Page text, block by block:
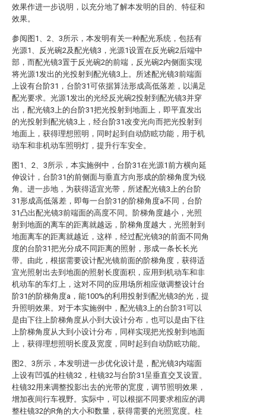
效果作进一步说明，以充分地了解本发明的目的、特征和
效果。
参阅图1、2、3所示，本发明有关一种配光系统，包括有
光源1、反光碗2及配光镜3，光源1设置在反光碗2后端中
部，而配光镜3置于反光碗2的前端，反光碗2内侧面实现
将光源1发出的光投射到配光镜3上。所述配光镜3前端面
上设有台阶31，台阶31可依据算法形成高低落差，以满足
配光要求。光源1发出的光经反光碗2投射到配光镜3并穿
出，配光镜3上的台阶31把光投射到地面上，即平直发出
的光投射到配光镜3上，经台阶31改变光向而把光投射到
地面上，获得理想照明，同时起到自动防眩功能，用于机
动车和非机动车照明灯，提升行车安全。
图1、2、3所示，本实施例中，台阶31在光源1前方横向延
伸设计，台阶31的前侧面与垂直方向形成的阶梯角度为锐
角。进一步地，为获得适宜光带，所述配光镜3上的台阶
31形成高低落差，即每一台阶31的阶梯角度a不同，台阶
31凸出配光镜3前端面的高度不同。阶梯角度越小，光照
射到地面的离车的距离就越远，阶梯角度越大，光照射到
地面离车的距离就越近，这样，经过配光镜3的前面不同角
度的台阶31把光分成不同距离的照射，形成一条长长光
带。由此，根据需要设计配光镜前面的阶梯角度，获得适
宜光照射出去到地面的照射长度面积，应用到机动车和非
机动车的车灯上，这对不同的应用场所相应做调整设计台
阶31的阶梯角度a，能100%的利用投射到配光镜3的光，提
升照明效果。对于本实施例中，配光镜3上的台阶31可以
是由下往上阶梯角度从小到大设计分布，也可以是由下往
上阶梯角度从大到小设计分布，同样实现把光投射到地面
上，获得理想照明长度及宽度，同时起到自动防眩功能。
图2、3所示，本发明进一步优化设计是，配光镜3内端面
上设有凹弧的柱镜32，柱镜32与台阶31呈垂直交叉设置。
柱镜32用来调整投影出去的光带的宽度，调节照明效果，
增加夜间行车视野。实际中，可以根据不同要求相应的调
整柱镜32的R角的大小和数量，获得需要的光照宽度。柱